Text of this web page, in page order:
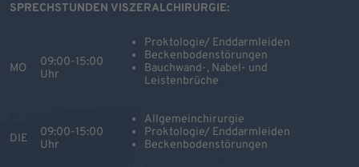
SPRECHSTUNDEN VISZERALCHIRURGIE:
MO
09:00-15:00
Uhr
Proktologie/ Enddarmleiden
Beckenbodenstörungen
Bauchwand-, Nabel- und
Leistenbrüche
DIE
09:00-15:00
Uhr
Allgemeinchirurgie
Proktologie/ Enddarmleiden
Beckenbodenstörungen